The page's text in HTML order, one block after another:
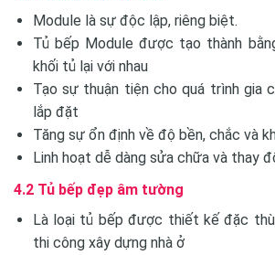
Module là sự độc lập, riêng biệt.
Tủ bếp Module được tạo thành
khối tủ lại với nhau
Tạo sự thuận tiện cho quá trình gia
lắp đặt
Tăng sự ổn định về độ bền, chắc và
Linh hoạt dễ dàng sửa chữa và thay
4.2 Tủ bếp đẹp âm tường
Là loại tủ bếp được thiết kế đặc
thi công xây dựng nhà ở